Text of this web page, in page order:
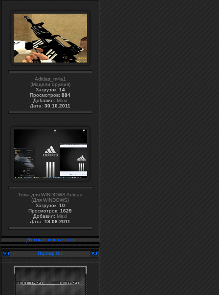
Adidas_m4a1
(Модели оружия)
Загрузок: 14
Просмотров: 884
Добавил: Maxi
Дата: 30.10.2011
Тема для WINDOWS Adidas
(Для WINDOWS)
Загрузок: 10
Просмотров: 1629
Добавил: Maxi
Дата: 18.08.2011
Партнер №1